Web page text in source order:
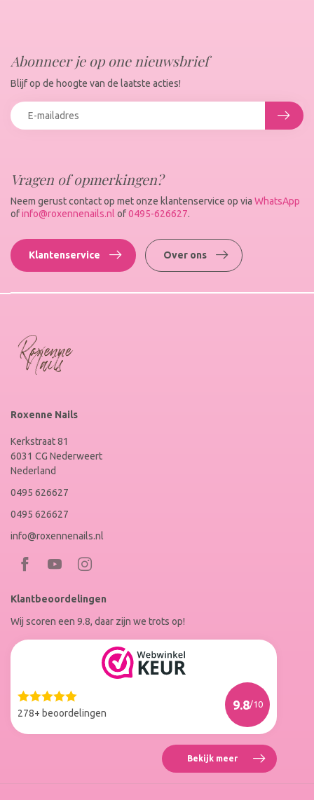
Vragen of opmerkingen?
Neem gerust contact op met onze klantenservice op via WhatsApp
ofinfo@roxennenails.nl of0495-626627.
Klantenservice Over ons
Abonneer je op one nieuwsbrief
Blijf op de hoogte van de laatste acties!
Roxenne Nails
Kerkstraat 81
6031 CG Nederweert
Nederland
0495 626627
0495 626627
info@roxennenails.nl
Bezoek
Facebook
op
Instagram
Klantbeoordelingen
Wij scoren een 9.8, daar zijn we trots op!
278+ beoordelingen
9.8/10
Web
Winkel
Bekijk meer Reviews
Roxenne